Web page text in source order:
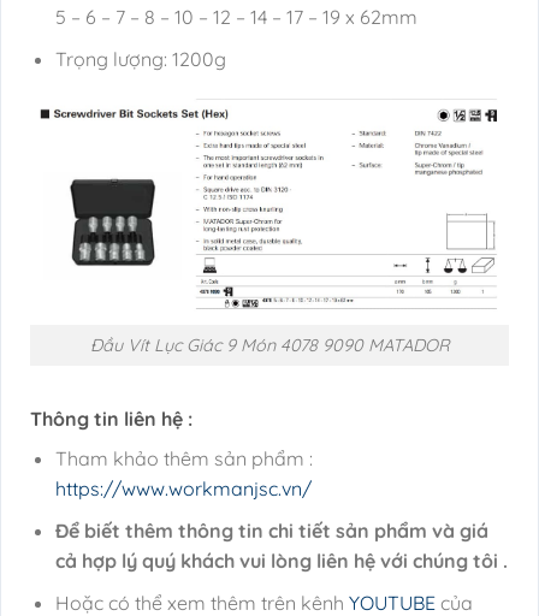
5 – 6 – 7 – 8 – 10 – 12 – 14 – 17 – 19 x 62mm
Trọng lượng: 1200g
Đầu Vít Lục Giác 9 Món 4078 9090 MATADOR
Thông tin liên hệ :
Tham khảo thêm sản phẩm :
https://www.workmanjsc.vn/
Để biết thêm thông tin chi tiết sản phẩm và giá
cả hợp lý quý khách vui lòng liên hệ với chúng tôi .
Hoặc có thể xem thêm trên kênh YOUTUBEcủa